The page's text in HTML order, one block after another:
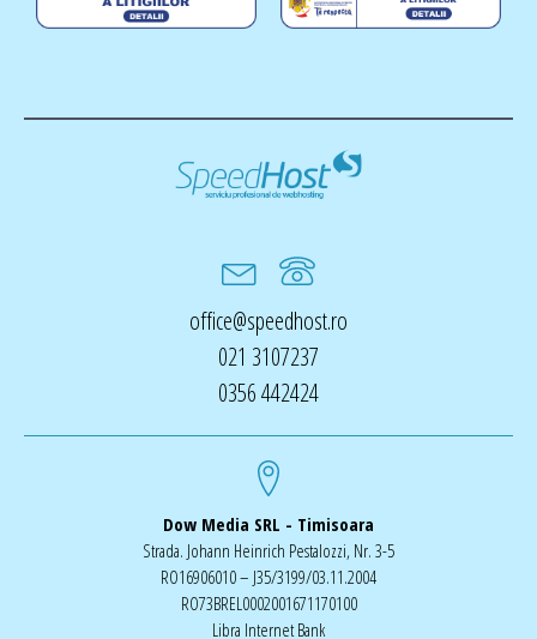
office@speedhost.ro
021 3107237
0356 442424
Dow Media SRL - Timisoara
Strada. Johann Heinrich Pestalozzi, Nr. 3-5
RO16906010 – J35/3199/03.11.2004
RO73BREL0002001671170100
Libra Internet Bank